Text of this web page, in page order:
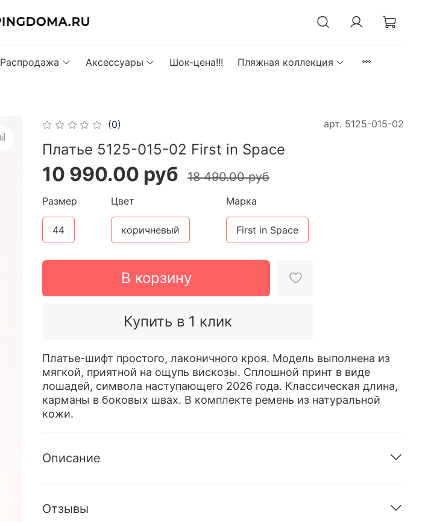
Распродажа Аксессуары Шок-цена!!! Пляжная коллекция
(0) арт. 5125-015-02
Платье 5125-015-02 First in Space
10 990.00 руб 18 490.00 руб
В корзину
Купить в 1 клик
Размер
44
Цвет
коричневый
Марка
First in Space
Платье-шифт простого, лаконичного кроя. Модель выполнена из
мягкой, приятной на ощупь вискозы. Сплошной принт в виде
лошадей, символа наступающего 2026 года. Классическая длина,
карманы в боковых швах. В комплекте ремень из натуральной
кожи.
Описание
Отзывы